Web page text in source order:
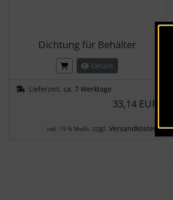
Dichtung für Behälter
Details
Lieferzeit: ca. 7 Werktage
33,14 EUR
inkl. 19 % MwSt. zzgl. Versandkosten